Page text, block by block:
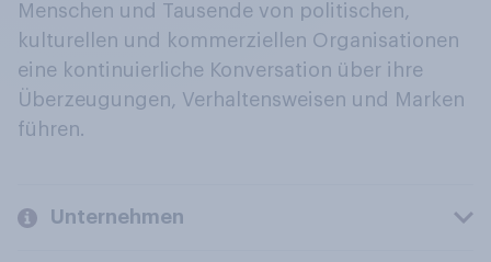
Menschen und Tausende von politischen,
kulturellen und kommerziellen Organisationen
eine kontinuierliche Konversation über ihre
Überzeugungen, Verhaltensweisen und Marken
führen.
Unternehmen